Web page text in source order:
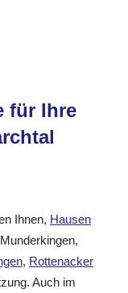
für Ihre
Ihnen, Hausen
, Rottenacker
Auch im